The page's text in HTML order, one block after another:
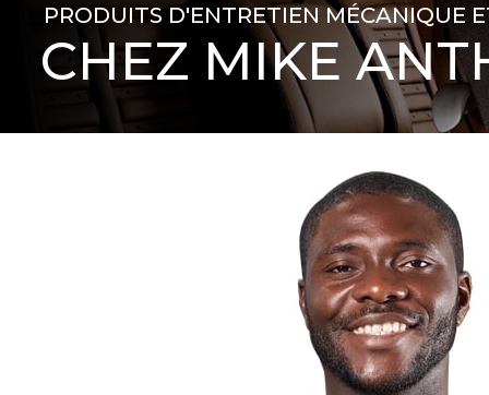
PRODUITS D'ENTRETIEN MÉCANIQUE
CHEZ MIKE